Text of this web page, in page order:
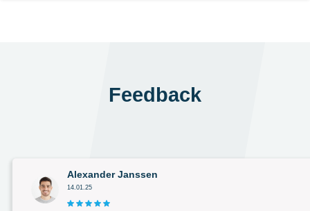
Feedback
Alexander Janssen
14.01.25